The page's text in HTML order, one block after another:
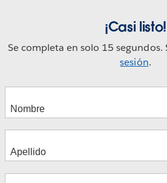
Demostración de
Tableau Prep Demo
¡Casi listo!
Se completa en solo 15 segundos.
sesión.